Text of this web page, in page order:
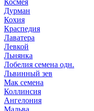
Космея
Дурман
Кохия
Краспедия
Лаватера
Левкой
Льнянка
Лобелия семена одн.
Львинный зев
Мак семена
Коллинсия
Ангелония
Мальва